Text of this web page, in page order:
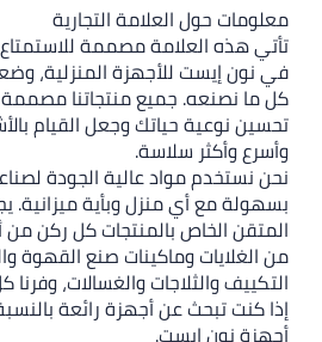
التجارية
للاستمتاع براحة لا مثيل لها.
المنزلية، وضعنا احتياجاتك في صميم
مصممة بعناية؛ حيث نركز على
وجعل القيام بالأشياء في منزلك أسهل
الجودة لصناعة منتجات تتناسب
ميزانية. يجعل عامل التصميم
كل ركن من أركان منزلك بارزاً. بداية
صنع القهوة والمقالي إلى أجهزة
والغسالات، وفرنا كل شيء في نون إيست.
رائعة بالنسبة إليك، تحقق من